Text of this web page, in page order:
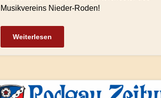
Musikvereins Nieder-Roden!
Weiterlesen